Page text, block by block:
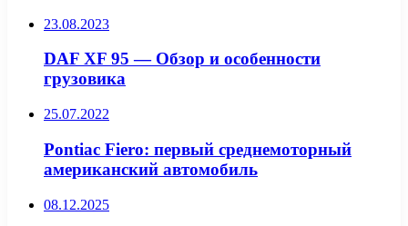
23.08.2023
DAF XF 95 — Обзор и особенности
грузовика
25.07.2022
Pontiac Fiero: первый среднемоторный
американский автомобиль
08.12.2025